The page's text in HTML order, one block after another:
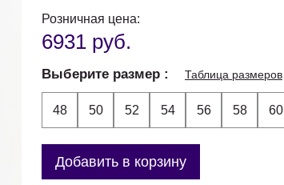
Розничная цена:
6931 руб.
Выберите размер Таблица размеров
48 50 52 54 56 58 60
Добавить в корзину